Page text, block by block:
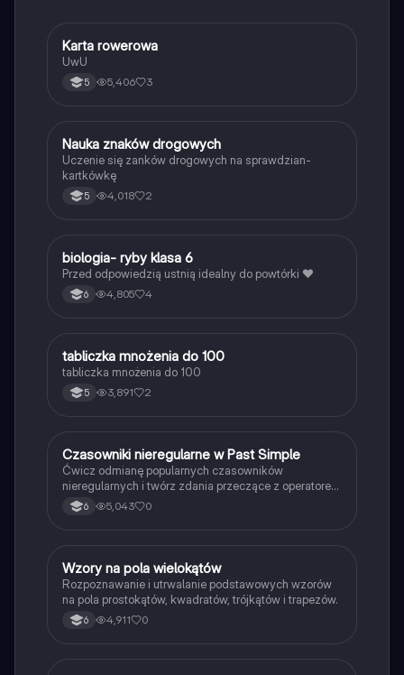
KTechnika
Karta rowerowa
UwU
5 5,406 3
NTechnika
Nauka znaków drogowych
Uczenie się zanków drogowych na sprawdzian-
kartkówkę
5 4,018 2
BBiologia
biologia- ryby klasa 6
Przed odpowiedzią ustnią idealny do powtórki ❤️
6 4,805 4
TMatematyka
tabliczka mnożenia do 100
tabliczka mnożenia do 100
5 3,891 2
CJęzyk angielski
Czasowniki nieregularne w Past Simple
Ćwicz odmianę popularnych czasowników
nieregularnych i twórz zdania przeczące z operatorem
didn't w czasie Past Simple.
6 5,043 0
WMatematyka
Wzory na pola wielokątów
Rozpoznawanie i utrwalanie podstawowych wzorów
na pola prostokątów, kwadratów, trójkątów i trapezów.
6 4,911 0